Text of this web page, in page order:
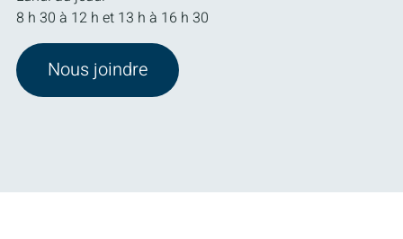
8 h 30 à 12 h et 13 h à 16 h 30
Nous joindre